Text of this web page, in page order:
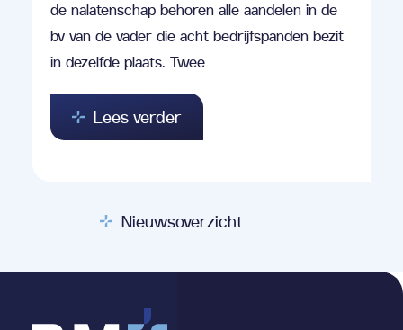
Nieuwsoverzicht
de nalatenschap behoren alle aandelen in de
bv van de vader die acht bedrijfspanden bezit
in dezelfde plaats. Twee
Lees verder